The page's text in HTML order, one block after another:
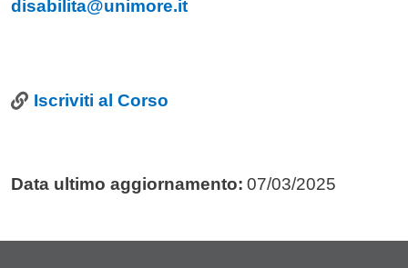
disabilita@unimore.it
LinkIscriviti al Corso
Data ultimo aggiornamento: 07/03/2025